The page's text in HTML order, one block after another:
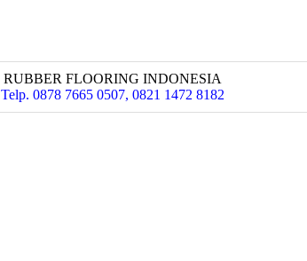
RUBBER FLOORING INDONESIA
Telp. 0878 7665 0507, 0821 1472 8182